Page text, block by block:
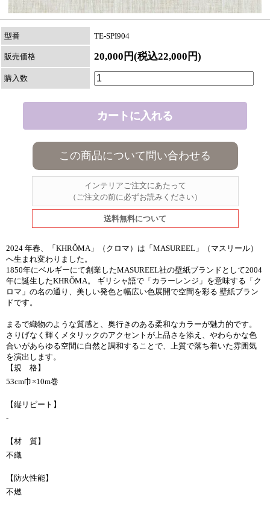
型番 TE-SPI904
販売価格 20,000円(税込22,000円)
購入数
この商品について問い合わせる
インテリアご注文にあたって
（ご注文の前に必ずお読みください）
送料無料について
2024 年春、「KHRǑMA」（クロマ）は「MASUREEL」（マスリール）
へ生まれ変わりました。
1850年にベルギーにて創業したMASUREEL社の壁紙ブランドとして2004
年に誕生したKHRǑMA。 ギリシャ語で「カラーレンジ」を意味する「ク
ロマ」の名の通り、美しい発色と幅広い色展開で空間を彩る 壁紙ブラン
ドです。
まるで織物のような質感と、奥行きのある柔和なカラーが魅力的です。
さりげなく輝くメタリックのアクセントが上品さを添え、やわらかな色
合いがあらゆる空間に自然と調和することで、上質で落ち着いた雰囲気
を演出します。
【規 格】
53cm巾×10m巻
【縦リピート】
-
【材 質】
不織
【防火性能】
不燃